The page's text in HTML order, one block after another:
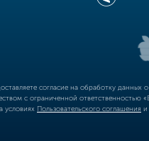
согласие на обработку
с ограниченной
условиях Пользовательского соглашения и